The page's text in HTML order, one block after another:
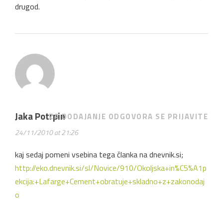
drugod.
Jaka Potrpin
24/11/2010 at 21:26
ZA DODAJANJE ODGOVORA SE PRIJAVITE
kaj sedaj pomeni vsebina tega članka na dnevnik.si;
http://eko.dnevnik.si/sl/Novice/910/Okoljska+in%C5%A1p
ekcija:+Lafarge+Cement+obratuje+skladno+z+zakonodaj
o